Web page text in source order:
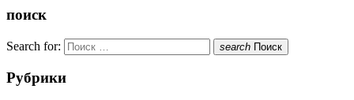
поиск
Search for: search Поиск
Рубрики